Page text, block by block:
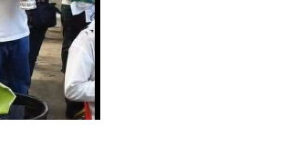
ละ บริษัท เอส
ญชวนให้พี่น้อง
รให้กับการร่วม
บริการโลหิต